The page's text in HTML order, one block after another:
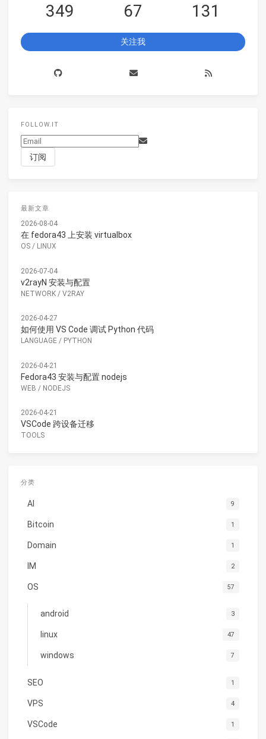
349 67 131
关注我
FOLLOW.IT
最新文章
2026-08-04
在 fedora43 上安装 virtualbox
OS / LINUX
2026-07-04
v2rayN 安装与配置
NETWORK / V2RAY
2026-04-27
如何使用 VS Code 调试 Python 代码
LANGUAGE / PYTHON
2026-04-21
Fedora43 安装与配置 nodejs
WEB / NODEJS
2026-04-21
VSCode 跨设备迁移
TOOLS
分类
AI 9
Bitcoin 1
Domain 1
IM 2
OS 57
android 3
linux 47
windows 7
SEO 1
VPS 4
VSCode 1